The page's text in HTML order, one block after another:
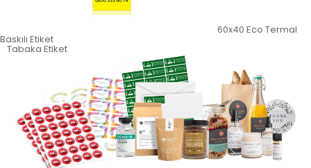
60x40 Eco Termal
Baskılı Etiket
Tabaka Etiket